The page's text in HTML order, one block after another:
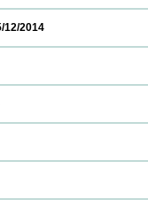
15/12/2014
2014
12/2014
2014